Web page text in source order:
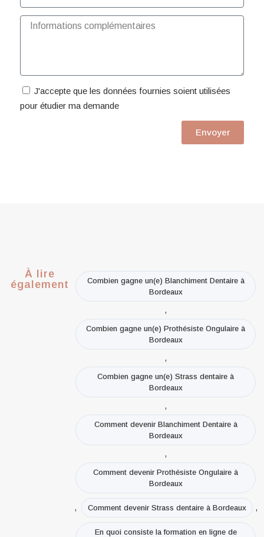
J'accepte que les données fournies soient utilisées
pour étudier ma demande
Envoyer
À lire
également
Combien gagne un(e) Blanchiment Dentaire à
Bordeaux
,
Combien gagne un(e) Prothésiste Ongulaire à
Bordeaux
,
Combien gagne un(e) Strass dentaire à
Bordeaux
,
Comment devenir Blanchiment Dentaire à
Bordeaux
,
Comment devenir Prothésiste Ongulaire à
Bordeaux
, Comment devenir Strass dentaire à Bordeaux ,
En quoi consiste la formation en ligne de